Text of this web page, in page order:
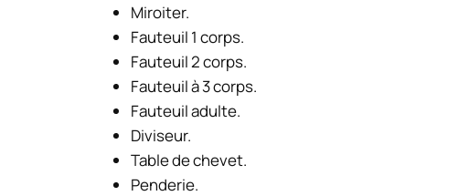
Miroiter.
Fauteuil 1 corps.
Fauteuil 2 corps.
Fauteuil à 3 corps.
Fauteuil adulte.
Diviseur.
Table de chevet.
Penderie.